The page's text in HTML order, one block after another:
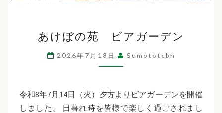
け
ぼ
の
ビ
ア
あけぼの苑 ビアガーデン
2026年7月18日 Sumototcbn
令和8年7月14日（火）夕方よりビアガーデンを開催
しました。 日暮れ時を皆様で楽しく過ごされまし